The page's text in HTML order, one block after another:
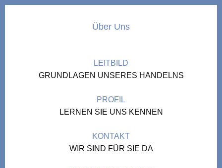
Über Uns
LEITBILD
GRUNDLAGEN UNSERES HANDELNS
PROFIL
LERNEN SIE UNS KENNEN
KONTAKT
WIR SIND FÜR SIE DA